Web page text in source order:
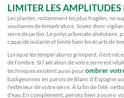
LIMITER LES AMPLITUDES
Les plantes, notamment les plus fragiles, ne
soudaines de température. Soyez donc
serre de jardin. Le polycarbonate alvéolaire,
capacité isolante et limite bien les écarts de
Lorsque les températures grimpent, il est
de l’ombre. Si l’aération de votre serre est
techniques existent aussi pourombrer
badigeonnez les parois de Blanc d’Espagne
l’extérieur de votre serre. À la fin de l’été,
d’eau.En complément, pensez bien à ouvrir